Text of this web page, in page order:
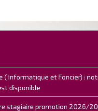
( Informatique et Foncier) :
disponible
stagiaire promotion 2026/